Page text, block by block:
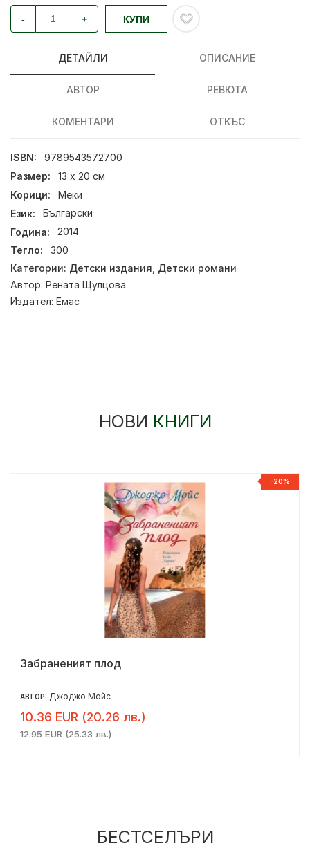
- + КУПИ
ДЕТАЙЛИ ОПИСАНИЕ
АВТОР РЕВЮТА
КОМЕНТАРИ ОТКЪС
ISBN:
9789543572700
Размер:
13 х 20 см
Корици:
Меки
Език:
Български
Година:
2014
Тегло:
300
Категории: Детски издания Детски романи
Автор: Рената Щулцова
Издател: Емас
НОВИ КНИГИ
-20%
Забраненият плод
АВТОР: Джоджо Мойс
10.36 EUR (20.26 лв.)
12.95 EUR (25.33 лв.)
БЕСТСЕЛЪРИ